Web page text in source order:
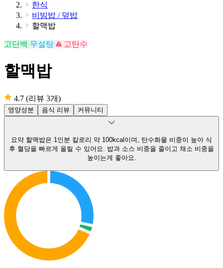
한식
비빔밥 / 덮밥
할맥밥
고단백 무설탕 고탄수
할맥밥
4.7 (리뷰 3개)
영양성분 음식 리뷰 커뮤니티
요약 할맥밥은 1인분 칼로리 약 100kcal이며, 탄수화물 비중이 높아 식
후 혈당을 빠르게 올릴 수 있어요. 밥과 소스 비중을 줄이고 채소 비중을
높이는게 좋아요.